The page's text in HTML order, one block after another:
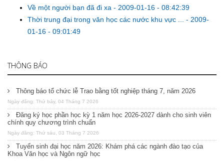
Về một người bạn đã đi xa - 2009-01-16 - 08:42:39
Thời trung đại trong văn học các nước khu vực ... - 2009-
01-16 - 09:01:49
THÔNG BÁO
Thông báo tổ chức lễ Trao bằng tốt nghiệp tháng 7, năm 2026
Ngày đăng: Thứ bảy, 04 Tháng 7 2026
Đăng ký học phần học kỳ 1 năm học 2026-2027 dành cho sinh viên
chính quy chương trình chuẩn
Ngày đăng: Thứ sáu, 03 Tháng 7 2026
Tuyển sinh đại học năm 2026: Khám phá các ngành đào tạo của
Khoa Văn học và Ngôn ngữ học